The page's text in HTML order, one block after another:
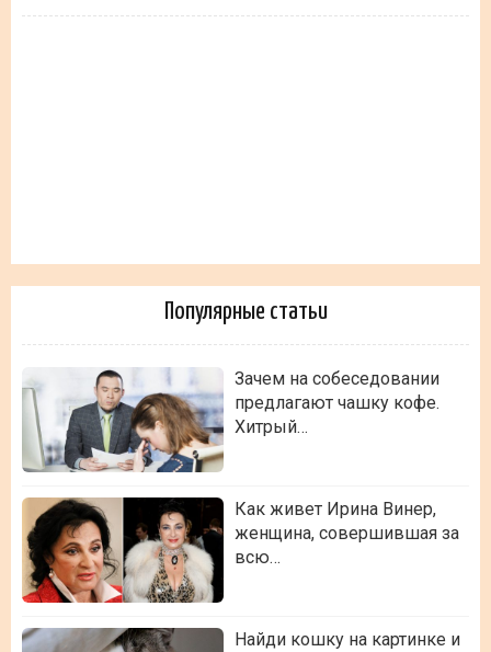
Популярные статьи
Зачем на собеседовании
предлагают чашку кофе.
Хитрый…
Как живет Ирина Винер,
женщина, совершившая за
всю…
Найди кошку на картинке и